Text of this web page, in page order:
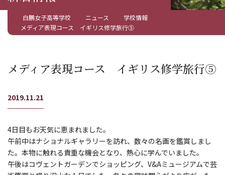
白鵬女子高等学校 ニュース
学校情報
メディア表現コース イギリス修学旅行⑤
メディア表現コース イギリス修学旅行⑤
2019.11.21
4日目もお天気に恵まれました。
午前中はナショナルギャラリーを訪れ、数々の名画を鑑賞しまし
た。本物に触れる貴重な機会となり、熱心に学んでいました。
午後はコヴェントガーデンでショッピング、V&Aミュージアムで芸